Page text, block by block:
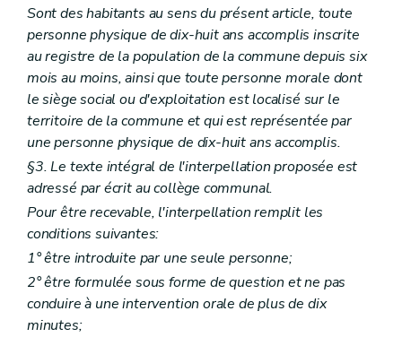
Sous-section 2 Réunions et délibérations du conseil provincial
Art. L2212-10
Art. L2212-11
Art. L2212-12
Art. L2212-13
Art. L2212-14
Art. L2212-15
Art. L2212-16
Art. L2212-17
Art. L2212-18
Art. L2212-19
Art. L2212-20
Art. L2212-21
Art. L2212-22
Art. L2212-23
Art. L2212-24
Art. L2212-25
Art. L2212-26
Sont des habitants au sens du présent article, toute
personne physique de dix-huit ans accomplis inscrite
au registre de la population de la commune depuis six
mois au moins, ainsi que toute personne morale dont
le siège social ou d'exploitation est localisé sur le
territoire de la commune et qui est représentée par
une personne physique de dix-huit ans accomplis.
§3. Le texte intégral de l'interpellation proposée est
adressé par écrit au collège communal.
Pour être recevable, l'interpellation remplit les
conditions suivantes:
1° être introduite par une seule personne;
2° être formulée sous forme de question et ne pas
conduire à une intervention orale de plus de dix
minutes;